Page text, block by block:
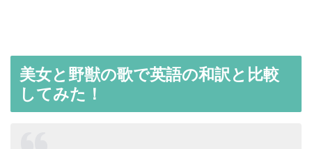
美女と野獣の歌で英語の和訳と比較
してみた！